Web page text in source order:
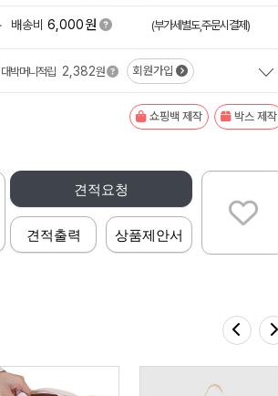
배송비 6,000원 (부가세별도,주문시결제)
대박머니적립 2,382원 회원가입
쇼핑백 제작 박스 제작
견적요청
견적출력 상품제안서